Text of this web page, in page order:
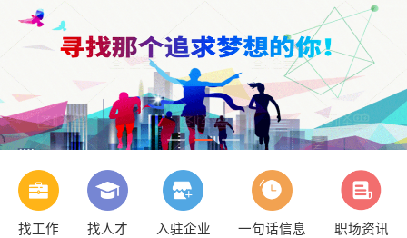
找工作 找人才 入驻企业 一句话信息
职场资讯